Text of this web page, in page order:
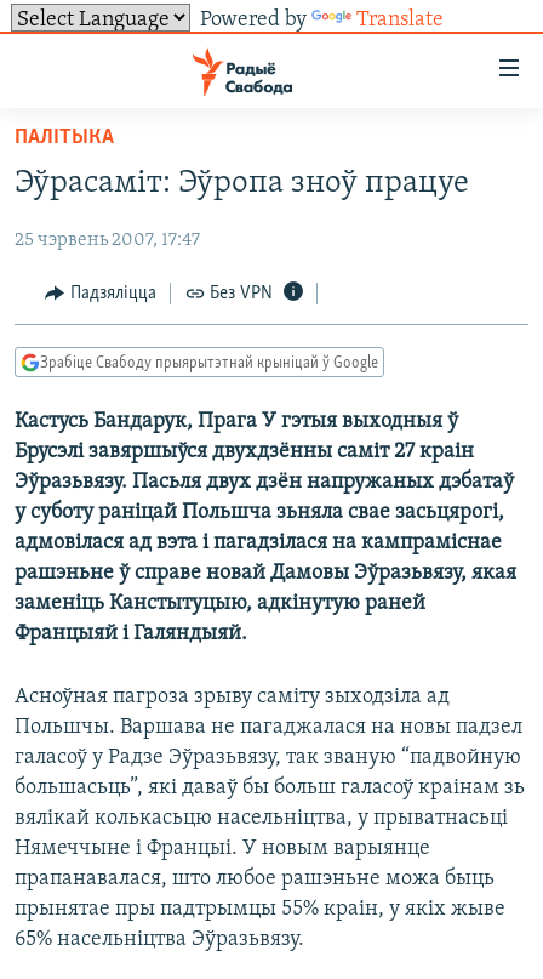
Powered by Translate
ўнівэрсальнага
доступу
Перайсьці
да
галоўнага
Перайсьці
да
галоўнай
навігацыі
Перайсьці
да
пошуку
УСЕ НАВІНЫ
ВІДЭА І ФОТА
ЛЮДЗІ
ЭКАНОМІКА
ВАЙНА
БЕЛАРУСЫ НА ВАЙНЕ
ПАЛІТВЯЗЬНІ
КУЛЬТУРА
КАЛЯНДАР
ТОЛЬКІ НА СВАБОДЗЕ
ТЭСТЫ
БЛОГІ
ПАДКАСТЫ
КНІГІ
PREMIUM
МОВА
НА ХВАЛЯХ СВАБОДЫ
СУВЯЗЬ
АБЫСЬЦІ БЛЯКАВАНЬНЕ
ПАДПІСАЦЦА
ПАДКАСТЫ
FACEBOOK
САЧЫЦЕ ЗА АБНАЎЛЕНЬНЯМІ
Усе сайты РС/РСЭ
ПАЛІТЫКА
Эўрасаміт: Эўропа зноў працуе
25 чэрвень 2007, 17:47
Падзяліцца Без VPN
Зрабіце Свабоду прыярытэтнай крыніцай ў Google
Кастусь Бандарук, Прага У гэтыя выходныя ў
Брусэлі завяршыўся двухдзённы саміт 27 краін
Эўразьвязу. Пасьля двух дзён напружаных дэбатаў
у суботу раніцай Польшча зьняла свае засьцярогі,
адмовілася ад вэта і пагадзілася на кампраміснае
рашэньне ў справе новай Дамовы Эўразьвязу, якая
заменіць Канстытуцыю, адкінутую раней
Францыяй і Галяндыяй.
Асноўная пагроза зрыву саміту зыходзіла ад
Польшчы. Варшава не пагаджалася на новы падзел
галасоў у Радзе Эўразьвязу, так званую “падвойную
большасьць”, які даваў бы больш галасоў краінам зь
вялікай колькасьцю насельніцтва, у прыватнасьці
Нямеччыне і Францыі. У новым варыянце
прапанавалася, што любое рашэньне можа быць
прынятае пры падтрымцы 55% краін, у якіх жыве
65% насельніцтва Эўразьвязу.